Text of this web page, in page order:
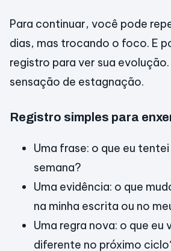
Para continuar, você pode
dias, mas trocando o foco. E
registro para ver sua evolução.
sensação de estagnação.
Registro simples para
Uma frase: o que eu
semana?
Uma evidência: o que
na minha escrita ou no
Uma regra nova: o que eu
diferente no próximo